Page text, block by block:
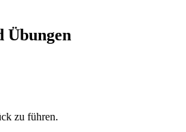
Übungen
zu führen.